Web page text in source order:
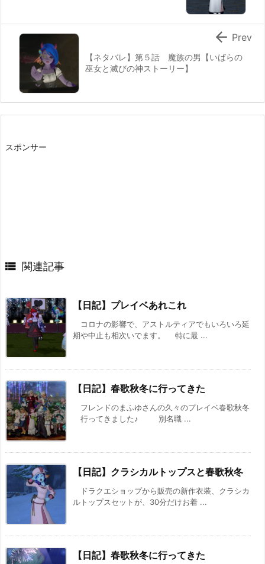
【ネタバレ】第５話 魔族の男【いばらの
巫女と滅びの神ストーリー】
 Prev
スポンサー
 関連記事
【日記】プレイベあれこれ
コロナの影響で、アストルティアでもいろいろ延
期や中止も相次いでます。 特に最 ...
【日記】春歌秋冬に行ってきた
フレンドのまふゆさんの久々のプレイベ春歌秋冬
行ってきました♪ 別名職 ...
【日記】クラシカルトップスと春歌秋冬
ドラクエショップから販売の新作衣装、クラシカ
ルトップスセットが、30分だけお着 ...
【日記】春歌秋冬に行ってきた